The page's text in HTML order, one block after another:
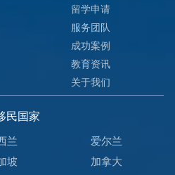
留学申请
服务团队
成功案例
教育资讯
关于我们
民国家
兰
爱尔兰
坡
加拿大